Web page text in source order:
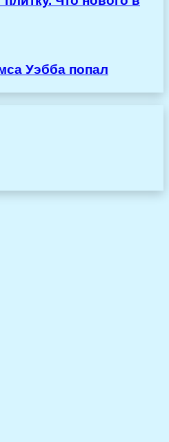
Уэбба попал